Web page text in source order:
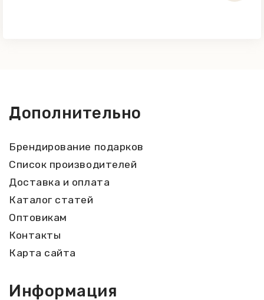
Дополнительно
Брендирование подарков
Список производителей
Доставка и оплата
Каталог статей
Оптовикам
Контакты
Карта сайта
Информация